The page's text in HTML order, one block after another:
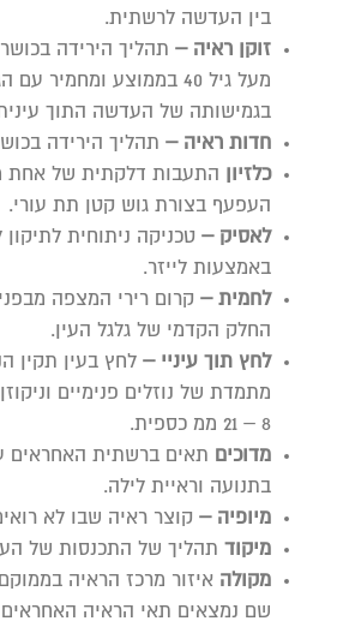
בין העדשה לרשתית.
זוקן ראיה – תהליך הירידה
מעל גיל 40 בממוצע ומחמיר
בגמישותה של העדשה התוך
חדות ראיה – תהליך הירידה
כלזיון התעבות דלקתית של אחת
העפעף בצורת גוש קטן תת עורי.
לאסיק – טכניקה ניתוחית
באמצעות לייזר.
לחמית – קרום רירי המצפה
החלק הקדמי של גלגל העין.
לחץ תוך עיניי – לחץ בעין תקין
מתמדת של נוזלים פנימיים
8 – 21 ממ כספית.
מדוכים תאים ברשתית האחראים
בתנועה וראיית לילה.
מיופיה – קוצר ראיה שבו לא
מיקוד תהליך של התכנסות של
מקולה איזור מרכז הראיה
שם נמצאים תאי הראיה